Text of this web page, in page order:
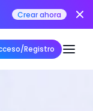
Crear ahora
Registro